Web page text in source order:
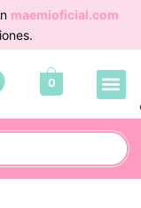
maemioficial.com
0